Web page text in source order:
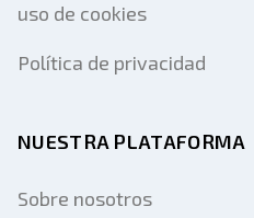
uso de cookies
Política de privacidad
NUESTRA PLATAFORMA
Sobre nosotros